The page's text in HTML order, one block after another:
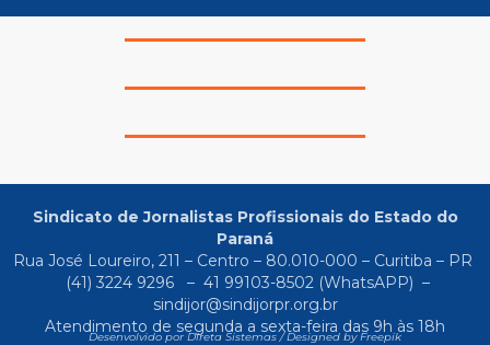
Sindicato de Jornalistas Profissionais do Estado do
Paraná
Rua José Loureiro, 211 – Centro – 80.010-000 – Curitiba – PR
(41) 3224 9296
– 41 99103-8502(WhatsAPP) –
sindijor@sindijorpr.org.br
Atendimento de segunda a sexta-feira das 9h às 18h
Desenvolvido por Direta Sistemas /Designed by Freepik